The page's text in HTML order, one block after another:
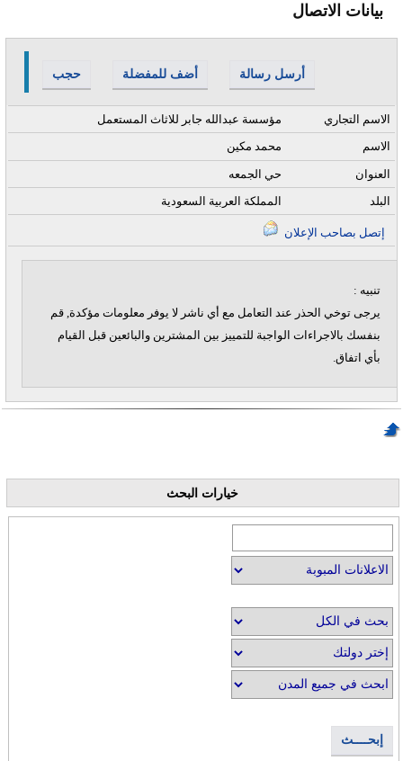
بيانات الاتصال
حجب أضف للمفضلة أرسل رسالة
مؤسسة عبدالله جابر للاثاث المستعمل
الاسم التجاري
محمد مكين
الاسم
حي الجمعه
العنوان
المملكة العربية السعودية
البلد
تنبيه :
يرجى توخي الحذر عند التعامل مع أي ناشر لا يوفر معلومات مؤكدة, قم
بنفسك بالاجراءات الواجبة للتمييز بين المشترين والبائعين قبل القيام
بأي اتفاق.
خيارات البحث
إبحــــث